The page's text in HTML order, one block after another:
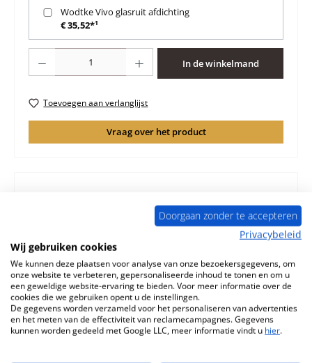
Wodtke Vivo glasruit afdichting
€ 35,52*¹
In de winkelmand
Toevoegen aan verlanglijst
Vraag over het product
Origineel vlamplaat boven voor de Houtkachel Wodtke
Vivo KK 45 F Wodtke Vivo KK 45 F vlamplaat boven
Kerngegevens: omleidi…Meer
Eigenschappen
Informatie over productveiligheid
Doorgaan zonder te accepteren
Privacybeleid
Wij gebruiken cookies
We kunnen deze plaatsen voor analyse van onze bezoekersgegevens, om
onze website te verbeteren, gepersonaliseerde inhoud te tonen en om u
een geweldige website-ervaring te bieden. Voor meer informatie over de
cookies die we gebruiken opent u de instellingen.
De gegevens worden verzameld voor het personaliseren van advertenties
en het meten van de effectiviteit van reclamecampagnes. Gegevens
kunnen worden gedeeld met Google LLC, meer informatie vindt u hier.